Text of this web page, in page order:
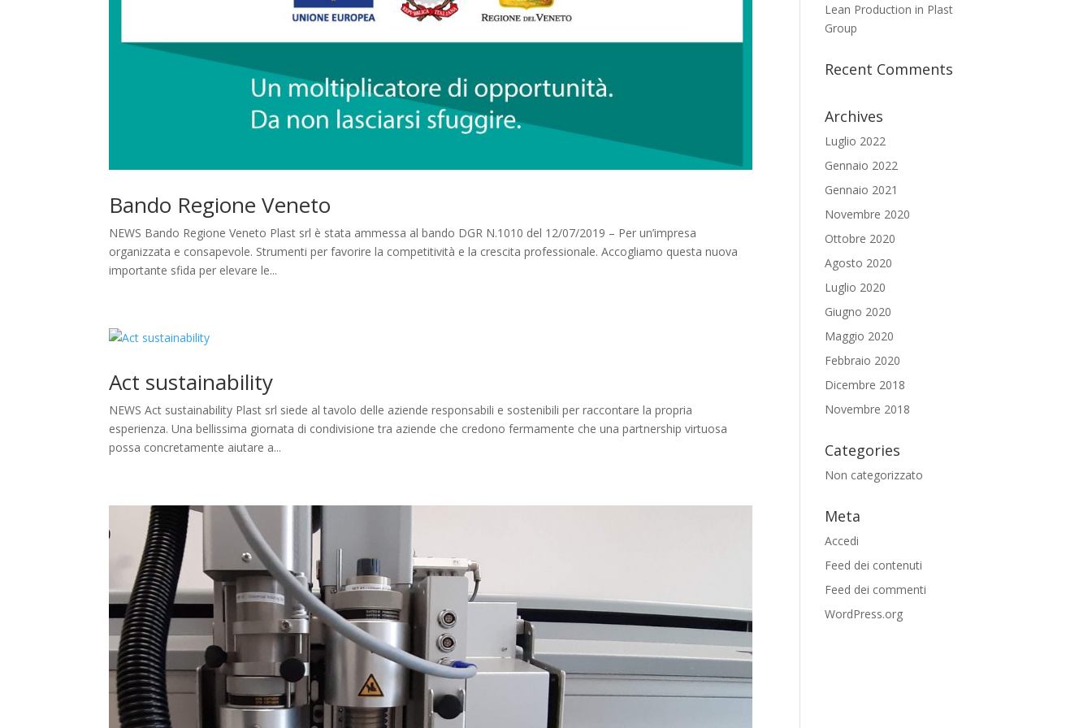
Bando Regione Veneto
NEWS Bando Regione Veneto Plast srl è stata ammessa al bando DGR N.1010 del 12/07/2019 – Per un’impresa
organizzata e consapevole. Strumenti per favorire la competitività e la crescita professionale. Accogliamo questa nuova
importante sfida per elevare le...
Act sustainability
NEWS Act sustainability Plast srl siede al tavolo delle aziende responsabili e sostenibili per raccontare la propria
esperienza. Una bellissima giornata di condivisione tra aziende che credono fermamente che una partnership virtuosa
possa concretamente aiutare a...
Lean Production in Plast
Group
Recent Comments
Archives
Luglio 2022
Gennaio 2022
Gennaio 2021
Novembre 2020
Ottobre 2020
Agosto 2020
Luglio 2020
Giugno 2020
Maggio 2020
Febbraio 2020
Dicembre 2018
Novembre 2018
Categories
Non categorizzato
Meta
Accedi
Feed dei contenuti
Feed dei commenti
WordPress.org